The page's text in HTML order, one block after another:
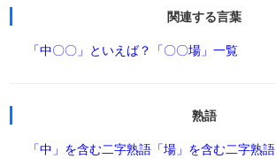
関連する言葉
「中〇〇」といえば？ 「〇〇場」一覧
熟語
「中」を含む二字熟語 「場」を含む二字熟語